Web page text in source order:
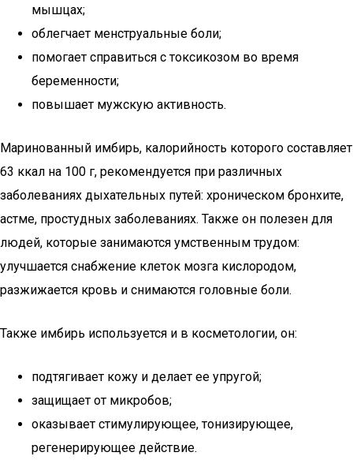
мышцах;
облегчает менструальные боли;
помогает справиться с токсикозом во время
беременности;
повышает мужскую активность.
Маринованный имбирь, калорийность которого составляет
63 ккал на 100 г, рекомендуется при различных
заболеваниях дыхательных путей: хроническом бронхите,
астме, простудных заболеваниях. Также он полезен для
людей, которые занимаются умственным трудом:
улучшается снабжение клеток мозга кислородом,
разжижается кровь и снимаются головные боли.
Также имбирь используется и в косметологии, он:
подтягивает кожу и делает ее упругой;
защищает от микробов;
оказывает стимулирующее, тонизирующее,
регенерирующее действие.